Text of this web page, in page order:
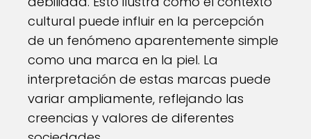
cultural puede influir en la percepción
de un fenómeno aparentemente simple
como una marca en la piel. La
interpretación de estas marcas puede
variar ampliamente, reflejando las
creencias y valores de diferentes